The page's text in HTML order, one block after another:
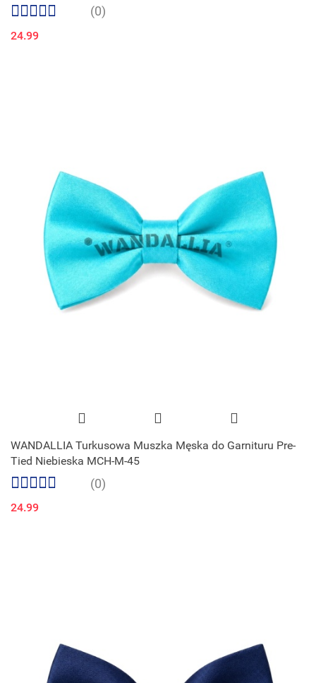
(0)
24.99
WANDALLIA Turkusowa Muszka Męska do Garnituru Pre-
Tied Niebieska MCH-M-45
(0)
24.99